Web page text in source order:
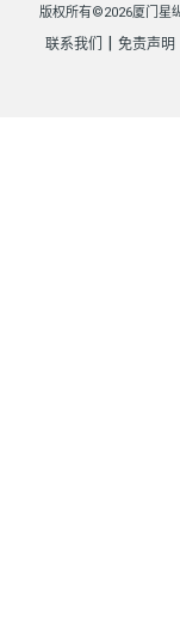
版权所有©2026厦门星
联系我们 免责声明